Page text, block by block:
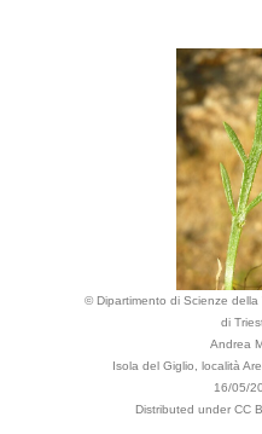
© Dipartimento di Scienze
di
Andrea
Isola del Giglio, località
16/05/
Distributed under CC